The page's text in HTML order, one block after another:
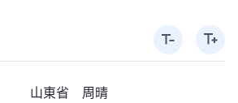
山東省 周晴